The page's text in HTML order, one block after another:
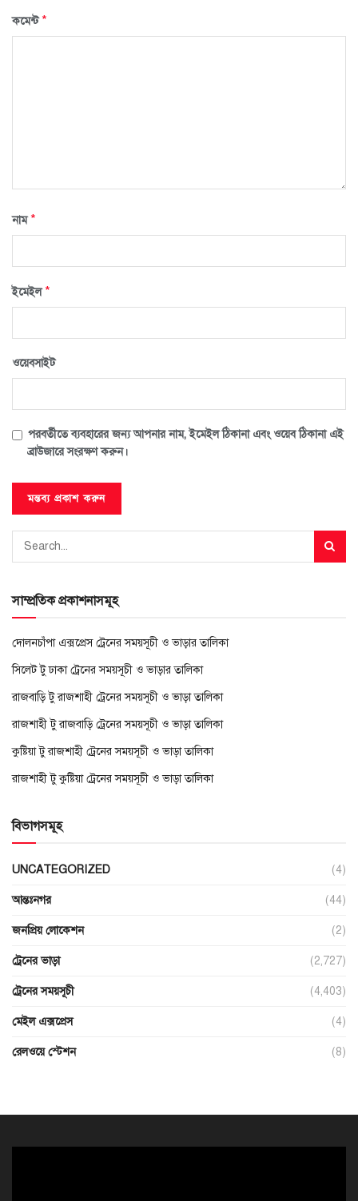
কমেন্ট*
নাম*
ইমেইল*
ওয়েবসাইট
পরবর্তীতে ব্যবহারের জন্য আপনার নাম, ইমেইল ঠিকানা এবং ওয়েব ঠিকানা এই
ব্রাউজারে সংরক্ষণ করুন।
সাম্প্রতিক প্রকাশনাসমূহ
দোলনচাঁপা এক্সপ্রেস ট্রেনের সময়সূচী ও ভাড়ার তালিকা
সিলেট টু ঢাকা ট্রেনের সময়সূচী ও ভাড়ার তালিকা
রাজবাড়ি টু রাজশাহী ট্রেনের সময়সূচী ও ভাড়া তালিকা
রাজশাহী টু রাজবাড়ি ট্রেনের সময়সূচী ও ভাড়া তালিকা
কুষ্টিয়া টু রাজশাহী ট্রেনের সময়সূচী ও ভাড়া তালিকা
রাজশাহী টু কুষ্টিয়া ট্রেনের সময়সূচী ও ভাড়া তালিকা
বিভাগসমূহ
UNCATEGORIZED (4)
আন্তঃনগর (44)
জনপ্রিয় লোকেশন (2)
ট্রেনের ভাড়া (2,727)
ট্রেনের সময়সূচী (4,403)
মেইল এক্সপ্রেস (4)
রেলওয়ে স্টেশন (8)